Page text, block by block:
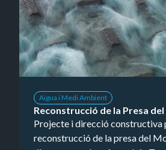
Aigua i Medi Ambient
Reconstrucció de la Presa
Projecte i direcció constructiva
reconstrucció de la presa del